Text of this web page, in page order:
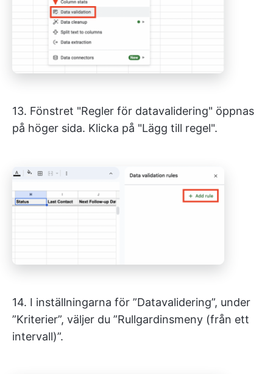
13. Fönstret "Regler för datavalidering" öppnas
på höger sida. Klicka på "Lägg till regel".
14. I inställningarna för ”Datavalidering”, under
”Kriterier”, väljer du ”Rullgardinsmeny (från ett
intervall)”.